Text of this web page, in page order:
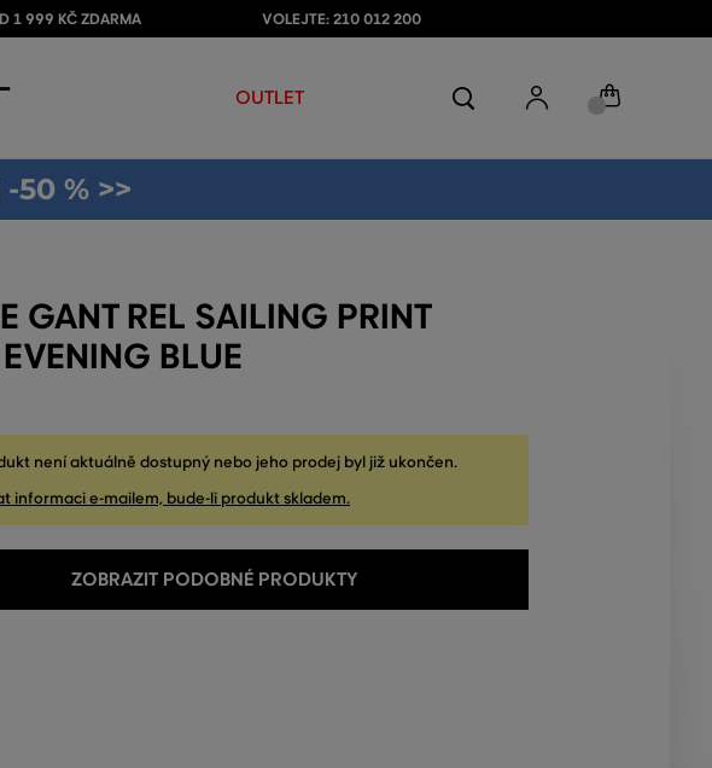
1 999 KČ ZDARMA VOLEJTE: 210 012 200
OUTLET
50 % >>
GANT REL SAILING PRINT
BLUE
není aktuálně dostupný nebo jeho prodej byl již ukončen.
informaci e-mailem, bude-li produkt skladem.
ZOBRAZIT PODOBNÉ PRODUKTY